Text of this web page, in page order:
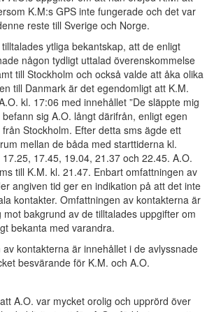
K.M:s GPS inte fungerade och det var
reste till Sverige och Norge.
ytliga bekantskap, att de enligt
någon tydligt uttalad överenskommelse
till Stockholm och också valde att åka olika
till Danmark är det egendomligt att K.M.
kl. 17:06 med innehållet ”De släppte mig
sig A.O. långt därifrån, enligt egen
Stockholm. Efter detta sms ägde ett
mellan de båda med starttiderna kl.
17.45, 19.04, 21.37 och 22.45. A.O.
till K.M. kl. 21.47. Enbart omfattningen av
angiven tid ger en indikation på att det inte
kontakter. Omfattningen av kontakterna är
bakgrund av de tilltalades uppgifter om
bekanta med varandra.
kontakterna är innehållet i de avlyssnade
besvärande för K.M. och A.O.
A.O. var mycket orolig och upprörd över